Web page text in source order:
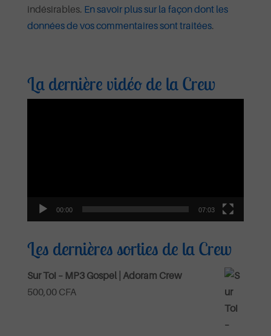
indésirables. En savoir plus sur la façon dont les
données de vos commentaires sont traitées.
La dernière vidéo de la Crew
00:00 07:03
Les dernières sorties de la Crew
Sur Toi – MP3 Gospel | Adoram Crew
500,00 CFA